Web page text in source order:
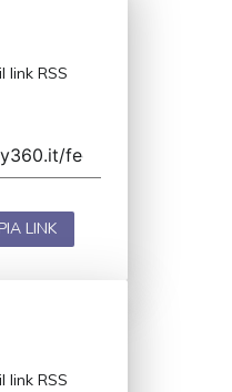
link RSS
LINK
link RSS